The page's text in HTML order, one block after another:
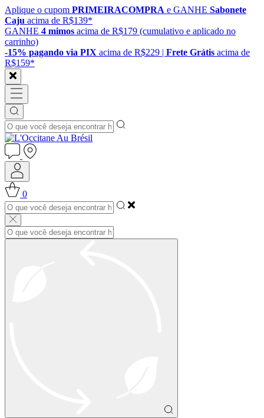
Aplique o cupom PRIMEIRACOMPRA e GANHE Sabonete
Caju acima de R$139*
GANHE 4 mimos acima de R$179 (cumulativo e aplicado no
carrinho)
-15% pagando via PIX acima de R$229 | Frete Grátis acima de
R$159*
0